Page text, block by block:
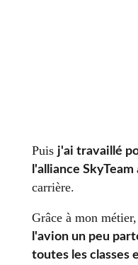
Puis j'ai travaillé
l'alliance SkyTeam
carrière.
Grâce à mon métier,
l'avion un peu
toutes les classes